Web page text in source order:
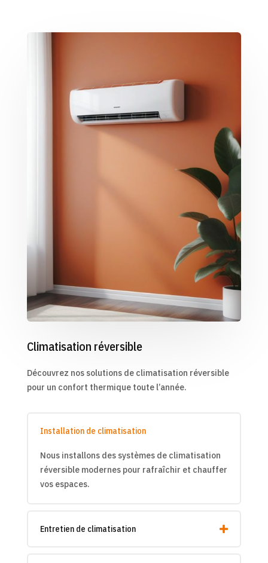
Climatisation réversible
Découvrez nos solutions de climatisation réversible
pour un confort thermique toute l’année.
Installation de climatisation
Nous installons des systèmes de climatisation
réversible modernes pour rafraîchir et chauffer
vos espaces.
Entretien de climatisation